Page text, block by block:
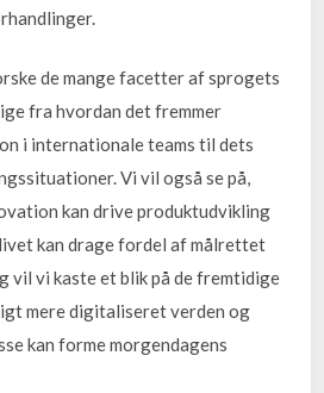
de mange facetter af sprogets
fra hvordan det fremmer
i internationale teams til dets
Vi vil også se på,
kan drive produktudvikling
kan drage fordel af målrettet
vil vi kaste et blik på de fremtidige
mere digitaliseret verden og
kan forme morgendagens